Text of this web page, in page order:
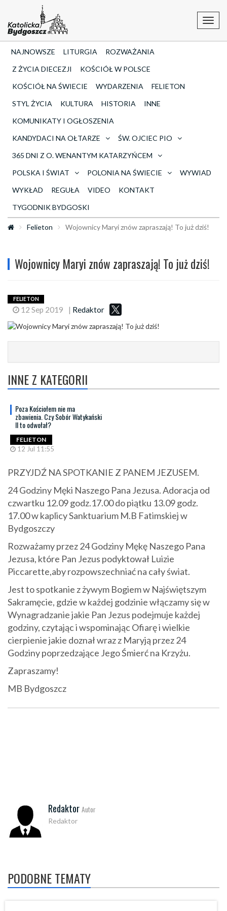
NAJNOWSZE LITURGIA
ROZWAŻANIA
Z ŻYCIA DIECEZJI
KOŚCIÓŁ W POLSCE
KOŚCIÓŁ NA ŚWIECIE
WYDARZENIA
FELIETON
STYL ŻYCIA
KULTURA HISTORIA
INNE
KOMUNIKATY I OGŁOSZENIA
KANDYDACI NA OŁTARZE
ŚW. OJCIEC PIO
365 DNI Z O. WENANTYM KATARZYŃCEM
POLSKA I ŚWIAT
POLONIA NA ŚWIECIE
WYWIAD
WYKŁAD
REGUŁA VIDEO
KONTAKT
TYGODNIK BYDGOSKI
Felieton Wojownicy Maryi znów zapraszają! To już dziś!
Wojownicy Maryi znów zapraszają! To już dziś!
FELIETON
12 Sep 2019 | Redaktor
INNE Z KATEGORII
Poza Kościołem nie ma
zbawienia. Czy Sobór Watykański
II to odwołał?
FELIETON
12 Jul 11:55
PRZYJDŹ NA SPOTKANIE Z PANEM JEZUSEM.
24 Godziny Męki Naszego Pana Jezusa. Adoracja od
czwartku 12.09 godz.17.00 do piątku 13.09 godz.
17.00 w kaplicy Sanktuarium M.B Fatimskiej w
Bydgoszczy
Rozważamy przez 24 Godziny Mękę Naszego Pana
Jezusa, które Pan Jezus podyktował Luizie
Piccarette,aby rozpowszechniać na cały świat.
Jest to spotkanie z żywym Bogiem w Najświętszym
Sakramęcie, gdzie w każdej godzinie włączamy się w
Wynagradzanie jakie Pan Jezus podejmuje każdej
godziny, czytając i wspominając Ofiarę i wielkie
cierpienie jakie doznał wraz z Maryją przez 24
Godziny poprzedzające Jego Śmierć na Krzyżu.
Zapraszamy!
MB Bydgoszcz
Redaktor Autor
Redaktor
PODOBNE TEMATY